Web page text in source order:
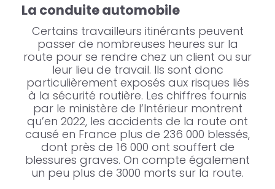
La conduite automobile
Certains travailleurs itinérants peuvent
passer de nombreuses heures sur la
route pour se rendre chez un client ou sur
leur lieu de travail. Ils sont donc
particulièrement exposés aux risques liés
à la sécurité routière. Les chiffres fournis
par le ministère de l’Intérieur montrent
qu’en 2022, les accidents de la route ont
causé en France plus de 236 000 blessés,
dont près de 16 000 ont souffert de
blessures graves. On compte également
un peu plus de 3000 morts sur la route.